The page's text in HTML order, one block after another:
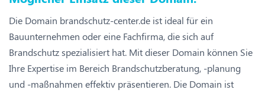
Die Domain brandschutz-center.de ist ideal für ein
Bauunternehmen oder eine Fachfirma, die sich auf
Brandschutz spezialisiert hat. Mit dieser Domain können Sie
Ihre Expertise im Bereich Brandschutzberatung, -planung
und -maßnahmen effektiv präsentieren. Die Domain ist